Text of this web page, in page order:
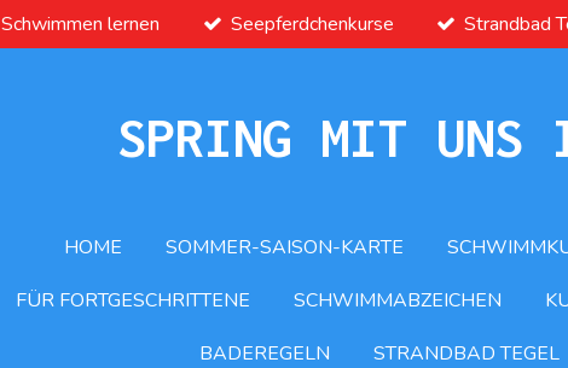
Schwimmen lernen Seepferdchenkurse Strandbad
SPRING MIT UNS
HOME SOMMER-SAISON-KARTE
FÜR FORTGESCHRITTENE
SCHWIMMABZEICHEN
BADEREGELN
STRANDBAD TEGEL